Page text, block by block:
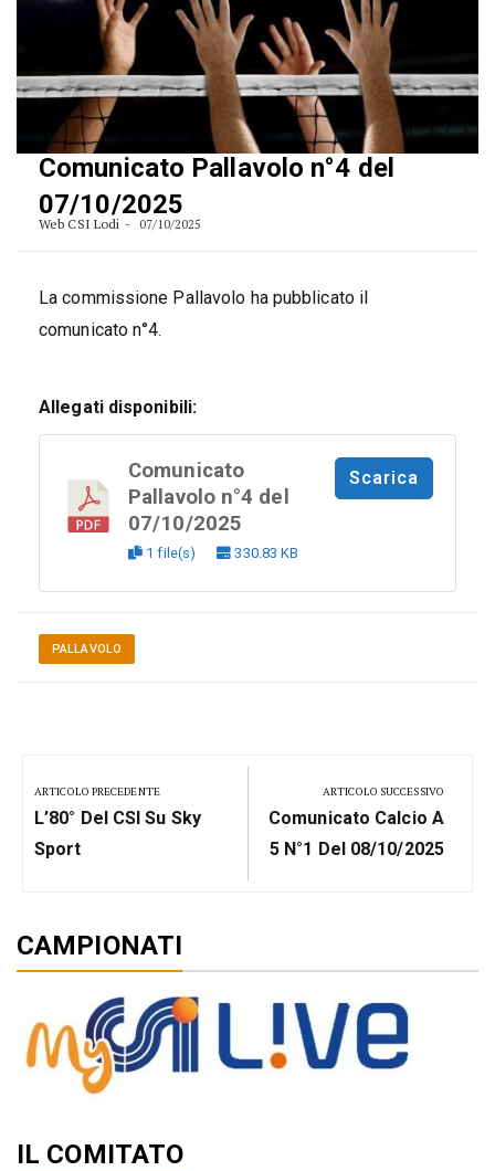
Comunicato Pallavolo n°4 del
07/10/2025
Web CSI Lodi 07/10/2025
La commissione Pallavolo ha pubblicato il
comunicato n°4.
Allegati disponibili:
Comunicato
Pallavolo n°4 del
07/10/2025
1 file(s) 330.83 KB
Scarica
PALLAVOLO
articoli
ARTICOLO PRECEDENTE
Previous
Post:
L’80° Del CSI Su Sky
Sport
ARTICOLO SUCCESSIVO
Next
Post:
Comunicato Calcio A
5 N°1 Del 08/10/2025
CAMPIONATI
IL COMITATO